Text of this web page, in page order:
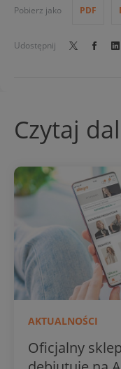
Pobierz jako PDF
Udostępnij
Czytaj
AKTUALNOŚCI
Oficjalny